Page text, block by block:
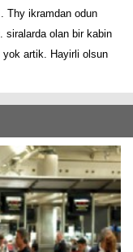
Thy ikramdan odun
siralarda olan bir kabin
artik. Hayirli olsun